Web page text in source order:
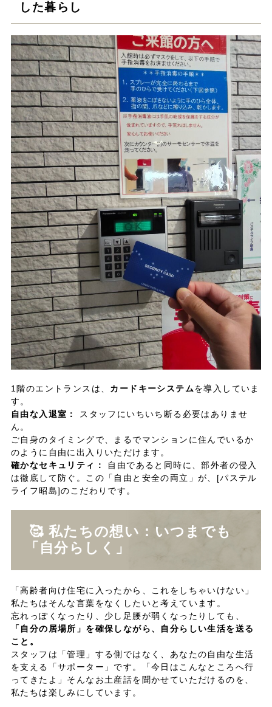
した暮らし
1階のエントランスは、 カードキーシステムを導入していま
す。
自由な入退室：
スタッフにいちいち断る必要はありませ
ん。
ご自身のタイミングで、まるでマンションに住んでいるか
のように自由に出入りいただけます。
確かなセキュリティ：
自由であると同時に、部外者の侵入
は徹底して防ぐ。この「自由と安全の両立」が、[パステル
ライフ昭島]のこだわりです。
🥰 私たちの想い：いつまでも
「自分らしく」
「高齢者向け住宅に入ったから、これをしちゃいけない」
私たちはそんな言葉をなくしたいと考えています。
忘れっぽくなったり、少し足腰が弱くなったりしても、
「自分の居場所」を確保しながら、自分らしい生活を送る
こと。
スタッフは「管理」する側ではなく、あなたの自由な生活
を支える「サポーター」です。「今日はこんなところへ行
ってきたよ」そんなお土産話を聞かせていただけるのを、
私たちは楽しみにしています。